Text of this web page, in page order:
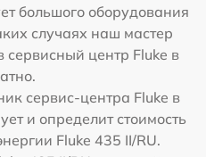
большого оборудования
случаях наш мастер
сервисный центр Fluke в
сервис-центра Fluke в
и определит стоимость
Fluke 435 II/RU.